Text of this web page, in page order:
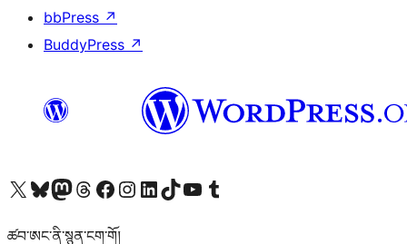
bbPress ↗
BuddyPress ↗
Visit our X (formerly Twitter) account
Visit our Bluesky account
Visit our Mastodon account
Visit our Threads account
Visit our Facebook page
Visit our Instagram account
Visit our LinkedIn account
Visit our TikTok account
Visit our YouTube channel
Visit our Tumblr account
ཚབ་ཨང་ནི་སྙན་ངག་གོ།